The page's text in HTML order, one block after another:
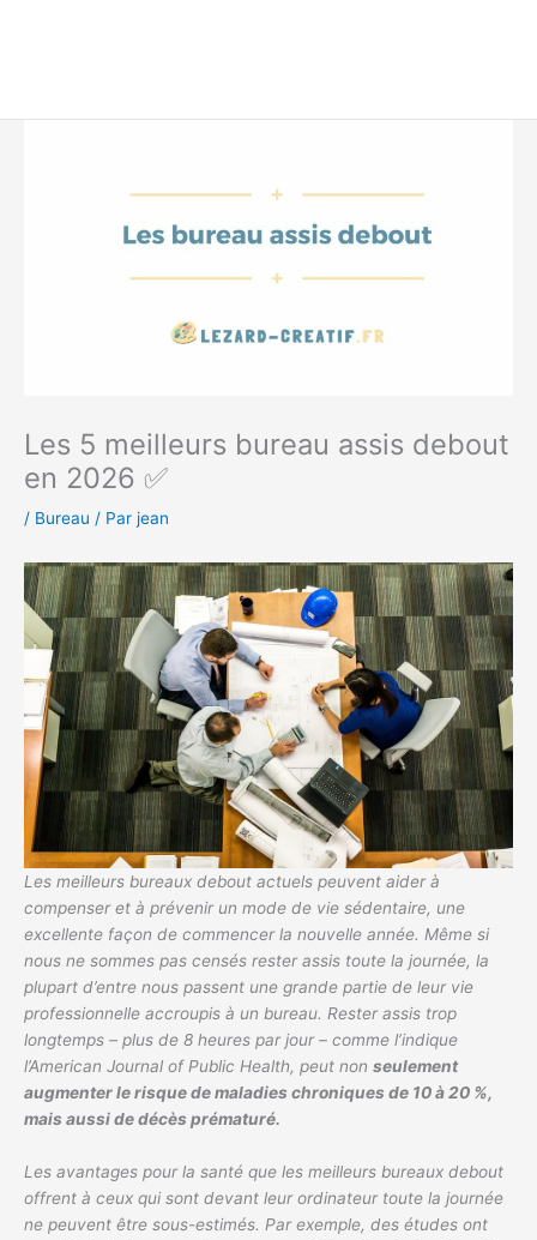
Les 5 meilleurs bureau assis debout
en 2026 ✅
/ Bureau / Par jean
Les meilleurs bureaux debout actuels peuvent aider à
compenser et à prévenir un mode de vie sédentaire, une
excellente façon de commencer la nouvelle année. Même si
nous ne sommes pas censés rester assis toute la journée, la
plupart d’entre nous passent une grande partie de leur vie
professionnelle accroupis à un bureau. Rester assis trop
longtemps – plus de 8 heures par jour – comme l’indique
l’American Journal of Public Health, peut non seulement
augmenter le risque de maladies chroniques de 10 à 20 %,
mais aussi de décès prématuré.
Les avantages pour la santé que les meilleurs bureaux debout
offrent à ceux qui sont devant leur ordinateur toute la journée
ne peuvent être sous-estimés. Par exemple, des études ont